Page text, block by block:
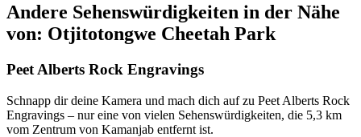
Andere Sehenswürdigkeiten in der Nähe
von: Otjitotongwe Cheetah Park
Peet Alberts Rock Engravings
Schnapp dir deine Kamera und mach dich auf zu Peet Alberts Rock
Engravings – nur eine von vielen Sehenswürdigkeiten, die 5,3 km
vom Zentrum von Kamanjab entfernt ist.